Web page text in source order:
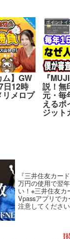
ム】GW
日12時
メロプ
ポイントイ
『
説！無
元・毎
えるポ
ジット
『三井住友カー
万円の使用で翌
い！※三井住友カ
Vpassアプリで
注意してください